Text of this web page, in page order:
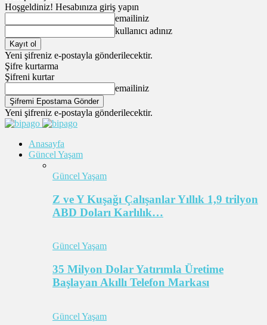
Hoşgeldiniz! Hesabınıza giriş yapın
emailiniz
kullanıcı adınız
Yeni şifreniz e-postayla gönderilecektir.
Şifre kurtarma
Şifreni kurtar
emailiniz
Yeni şifreniz e-postayla gönderilecektir.
Anasayfa
Güncel Yaşam
Güncel Yaşam
Z ve Y Kuşağı Çalışanlar Yıllık 1,9 trilyon
ABD Doları Karlılık…
Güncel Yaşam
35 Milyon Dolar Yatırımla Üretime
Başlayan Akıllı Telefon Markası
Güncel Yaşam